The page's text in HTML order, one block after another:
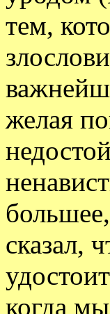
тем,
желая
сказал,
когда